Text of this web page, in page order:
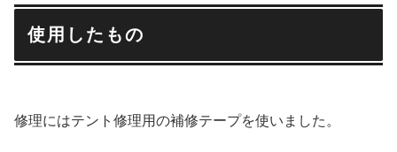
使用したもの
修理にはテント修理用の補修テープを使いました。